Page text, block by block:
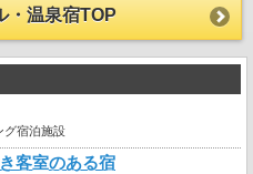
・温泉宿TOP
グ宿泊施設
客室のある宿